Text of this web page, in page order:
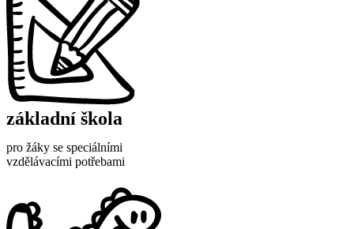
základní škola
pro žáky se speciálními
vzdělávacími potřebami